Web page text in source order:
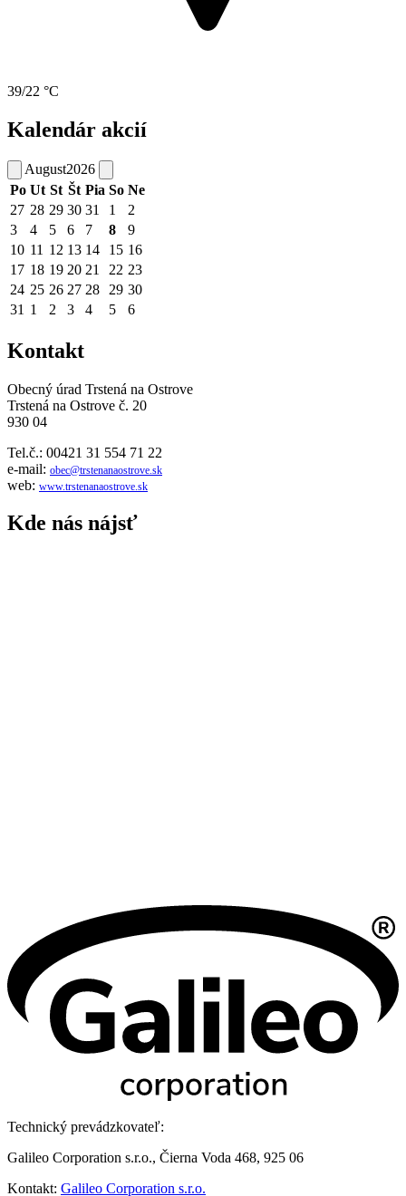
39/22 °C
Kalendár akcií
August2026
Po Ut St Št Pia So Ne
27 28 29 30 31 1
2
3
4 5 6 7 8
9
10 11 12 13 14 15 16
17 18 19 20 21 22 23
24 25 26 27 28 29 30
31 1 2 3 4 5 6
Kontakt
Obecný úrad Trstená na Ostrove
Trstená na Ostrove č. 20
930 04
Tel.č.: 00421 31 554 71 22
e-mail: obec@trstenanaostrove.sk
web: www.trstenanaostrove.sk
Kde nás nájsť
Technický prevádzkovateľ:
Galileo Corporation s.r.o., Čierna Voda 468, 925 06
Kontakt: Galileo Corporation s.r.o.